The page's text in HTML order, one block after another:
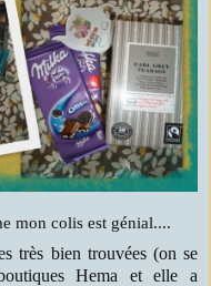
mon colis est génial....
très bien trouvées (on se
Hema et elle a